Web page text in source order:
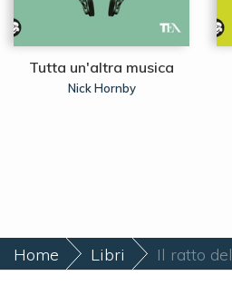
Tutta un'altra musica
Nick Hornby
Home Libri Il ratto